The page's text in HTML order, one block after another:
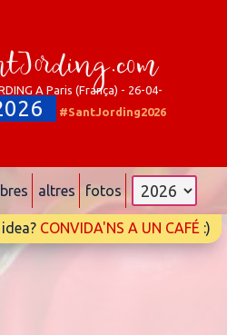
A Paris (França) - 26-04-
#SantJording2026
altres fotos
CONVIDA'NS A UN CAFÉ :)